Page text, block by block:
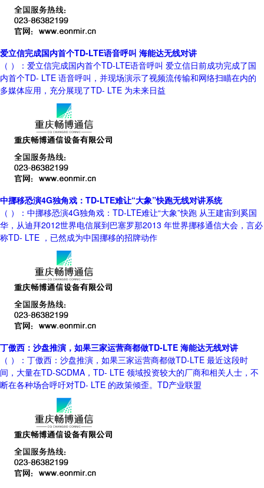
爱立信完成国内首个TD-LTE语音呼叫 海能达无线对讲
（ ）：爱立信完成国内首个TD-LTE语音呼叫 爱立信日前成功完成了国
内首个TD- LTE 语音呼叫，并现场演示了视频流传输和网络扫瞄在内的
多媒体应用，充分展现了TD- LTE 为未来日益
中挪移恐演4G独角戏：TD-LTE难让“大象”快跑无线对讲系统
（ ）：中挪移恐演4G独角戏：TD-LTE难让“大象”快跑 从王建宙到奚国
华，从迪拜2012世界电信展到巴塞罗那2013 年世界挪移通信大会，言必
称TD- LTE ，已然成为中国挪移的招牌动作
丁傲西：沙盘推演，如果三家运营商都做TD-LTE 海能达无线对讲
（ ）：丁傲西：沙盘推演，如果三家运营商都做TD-LTE 最近这段时
间，大量在TD-SCDMA，TD- LTE 领域投资较大的厂商和相关人士，不
断在各种场合呼吁对TD- LTE 的政策倾歪。TD产业联盟